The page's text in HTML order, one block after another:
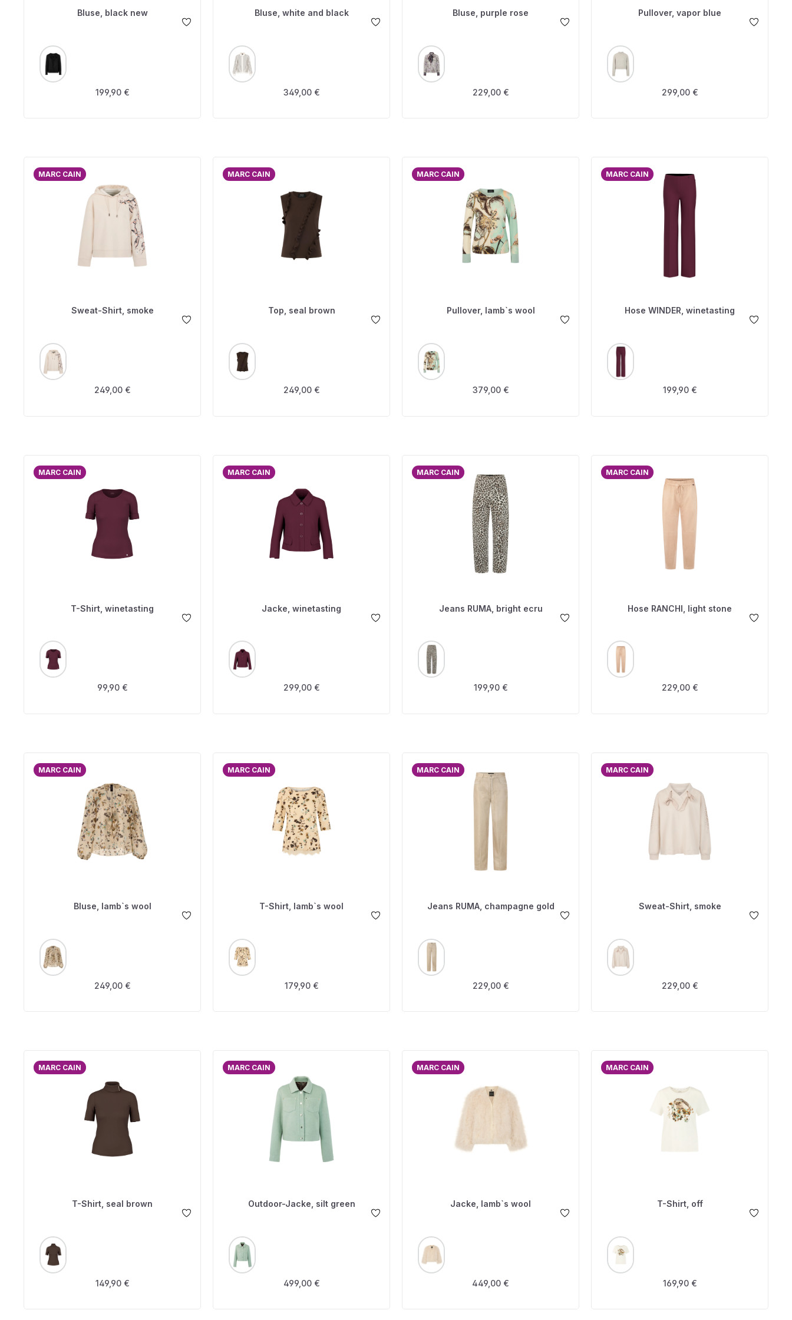
Bluse, black new
FARBE
Regulärer Preis:
199,90 €
Bluse, white and black
FARBE
Regulärer Preis:
349,00 €
Bluse, purple rose
FARBE
Regulärer Preis:
229,00 €
Pullover, vapor blue
FARBE
Regulärer Preis:
299,00 €
MARC CAIN
Sweat-Shirt, smoke
FARBE
Regulärer Preis:
249,00 €
MARC CAIN
Top, seal brown
FARBE
Regulärer Preis:
249,00 €
MARC CAIN
Pullover, lamb`s wool
FARBE
Regulärer Preis:
379,00 €
MARC CAIN
Hose WINDER, winetasting
FARBE
Regulärer Preis:
199,90 €
MARC CAIN
T-Shirt, winetasting
FARBE
Regulärer Preis:
99,90 €
MARC CAIN
Jacke, winetasting
FARBE
Regulärer Preis:
299,00 €
MARC CAIN
Jeans RUMA, bright ecru
FARBE
Regulärer Preis:
199,90 €
MARC CAIN
Hose RANCHI, light stone
FARBE
Regulärer Preis:
229,00 €
MARC CAIN
Bluse, lamb`s wool
FARBE
Regulärer Preis:
249,00 €
MARC CAIN
T-Shirt, lamb`s wool
FARBE
Regulärer Preis:
179,90 €
MARC CAIN
Jeans RUMA, champagne gold
FARBE
Regulärer Preis:
229,00 €
MARC CAIN
Sweat-Shirt, smoke
FARBE
Regulärer Preis:
229,00 €
MARC CAIN
T-Shirt, seal brown
FARBE
Regulärer Preis:
149,90 €
MARC CAIN
Outdoor-Jacke, silt green
FARBE
Regulärer Preis:
499,00 €
MARC CAIN
Jacke, lamb`s wool
FARBE
Regulärer Preis:
449,00 €
MARC CAIN
T-Shirt, off
FARBE
Regulärer Preis:
169,90 €